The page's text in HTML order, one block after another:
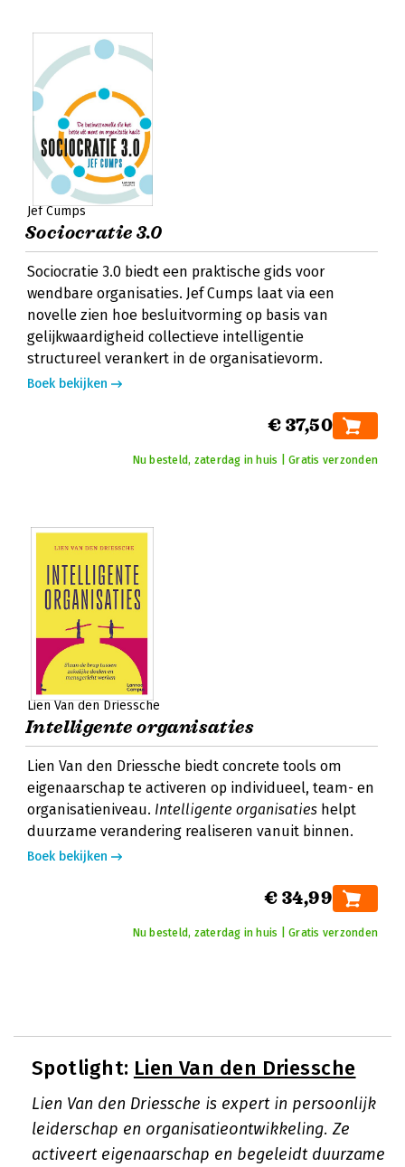
Jef Cumps
Sociocratie 3.0
Sociocratie 3.0 biedt een praktische gids voor
wendbare organisaties. Jef Cumps laat via een
novelle zien hoe besluitvorming op basis van
gelijkwaardigheid collectieve intelligentie
structureel verankert in de organisatievorm.
Boek bekijken
€ 37,50
Nu besteld, zaterdag in huis | Gratis verzonden
Lien Van den Driessche
Intelligente organisaties
Lien Van den Driessche biedt concrete tools om
eigenaarschap te activeren op individueel, team- en
organisatieniveau. Intelligente organisaties helpt
duurzame verandering realiseren vanuit binnen.
Boek bekijken
€ 34,99
Nu besteld, zaterdag in huis | Gratis verzonden
Spotlight: Lien Van den Driessche
Lien Van den Driessche is expert in persoonlijk
leiderschap en organisatieontwikkeling. Ze
activeert eigenaarschap en begeleidt duurzame